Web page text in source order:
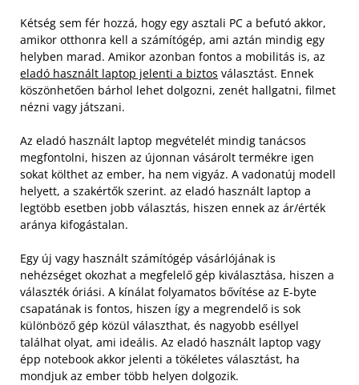
Kétség sem fér hozzá, hogy egy asztali PC a befutó akkor,
amikor otthonra kell a számítógép, ami aztán mindig egy
helyben marad. Amikor azonban fontos a mobilitás is, az
eladó használt laptop jelenti a biztos választást. Ennek
köszönhetően bárhol lehet dolgozni, zenét hallgatni, filmet
nézni vagy játszani.
Az eladó használt laptop megvételét mindig tanácsos
megfontolni, hiszen az újonnan vásárolt termékre igen
sokat költhet az ember, ha nem vigyáz. A vadonatúj modell
helyett, a szakértők szerint. az eladó használt laptop a
legtöbb esetben jobb választás, hiszen ennek az ár/érték
aránya kifogástalan.
Egy új vagy használt számítógép vásárlójának is
nehézséget okozhat a megfelelő gép kiválasztása, hiszen a
választék óriási. A kínálat folyamatos bővítése az E-byte
csapatának is fontos, hiszen így a megrendelő is sok
különböző gép közül választhat, és nagyobb eséllyel
találhat olyat, ami ideális. Az eladó használt laptop vagy
épp notebook akkor jelenti a tökéletes választást, ha
mondjuk az ember több helyen dolgozik.